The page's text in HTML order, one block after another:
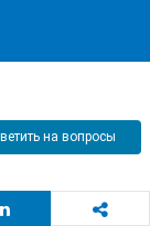
на вопросы